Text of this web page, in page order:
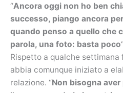
“Ancora oggi non ho ben
successo, piango ancora
quando penso a quello che
parola, una foto: basta poco
Rispetto a qualche settimana
abbia comunque iniziato a
relazione. “Non bisogna